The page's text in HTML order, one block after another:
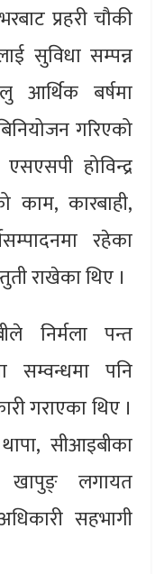
प्रहरी चौकी
सुविधा सम्पन्न
आर्थिक बर्षमा
गरिएको
होविन्द्र
काम, कारबाही,
रहेका
राखेका थिए ।
निर्मला पन्त
पनि
गराएका थिए ।
सीआइबीका
खापुङ् लगायत
सहभागी